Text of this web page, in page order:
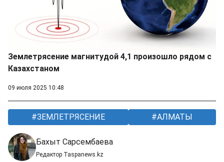
Землетрясение магнитудой 4,1 произошло рядом с
Казахстаном
09 июля 2025 10:48
ЗЕМЛЕТРЯСЕНИЕ АЛМАТЫ
Бахыт Сарсембаева
Редактор Taspanews.kz